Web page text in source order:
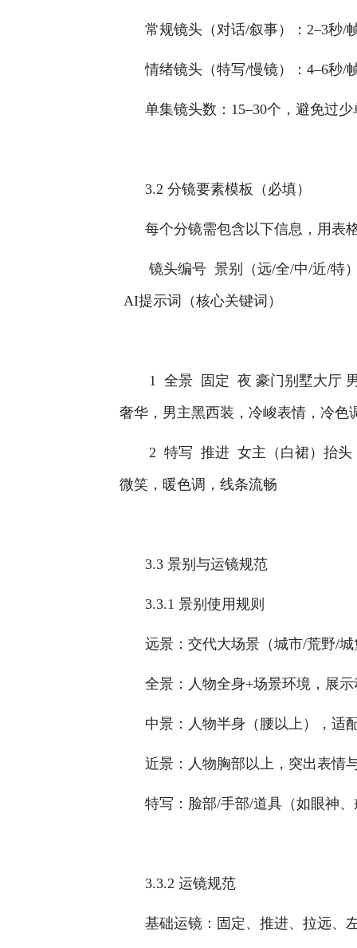
常规镜头（对话/叙事）：2–3秒/
情绪镜头（特写/慢镜）：4–6秒/
单集镜头数：15–30个，避免过
3.2 分镜要素模板（必填）
每个分镜需包含以下信息，用表
镜头编号  景别（远/全/中/近/特
AI提示词（核心关键词）
1  全景  固定  夜 豪门别墅大厅
奢华，男主黑西装，冷峻表情，冷色
2  特写  推进  女主（白裙）抬
微笑，暖色调，线条流畅
3.3 景别与运镜规范
3.3.1 景别使用规则
远景：交代大场景（城市/荒野/
全景：人物全身+场景环境，展
中景：人物半身（腰以上），适
近景：人物胸部以上，突出表情
特写：脸部/手部/道具（如眼神
3.3.2 运镜规范
基础运镜：固定、推进、拉远、